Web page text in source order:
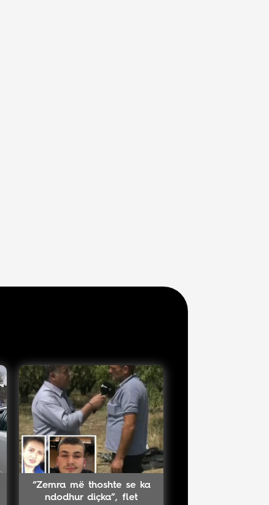
“Zemra më thoshte se ka
ndodhur diçka”, flet